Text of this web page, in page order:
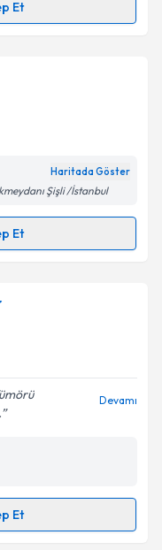
Et
randevu almanız
ile
ilişkinAydınlatma
Haritada Göster
Şişli /İstanbul
Et
takvimi talebi
almanız için bir
bilgilendireceğiz.
ilişkin
belirtilen
ediyorum.
Devamı
Et